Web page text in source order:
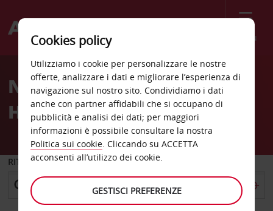
Menù
Welcome
AvisNoleggio auto New
Hampton
RITIRO DA
Cookies policy
Utilizziamo i cookie per personalizzare le nostre
offerte, analizzare i dati e migliorare l’esperienza di
navigazione sul nostro sito. Condividiamo i dati
anche con partner affidabili che si occupano di
pubblicità e analisi dei dati; per maggiori
informazioni è possibile consultare la nostra
Politica sui cookie. Cliccando su ACCETTA
acconsenti all’utilizzo dei cookie.
GESTISCI PREFERENZE